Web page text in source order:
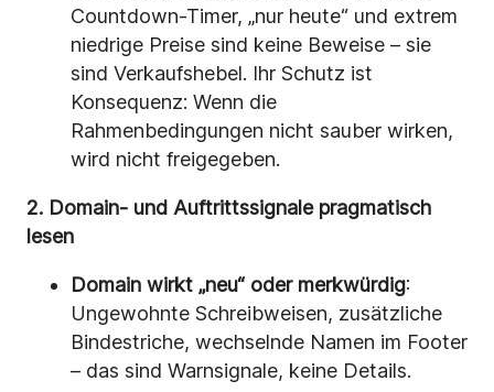
Countdown-Timer, „nur heute“ und extrem
niedrige Preise sind keine Beweise – sie
sind Verkaufshebel. Ihr Schutz ist
Konsequenz: Wenn die
Rahmenbedingungen nicht sauber wirken,
wird nicht freigegeben.
2. Domain- und Auftrittssignale pragmatisch
lesen
Domain wirkt „neu“ oder merkwürdig:
Ungewohnte Schreibweisen, zusätzliche
Bindestriche, wechselnde Namen im Footer
– das sind Warnsignale, keine Details.